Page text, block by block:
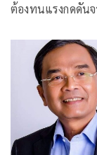
ต้องทนแรงกดดันจ